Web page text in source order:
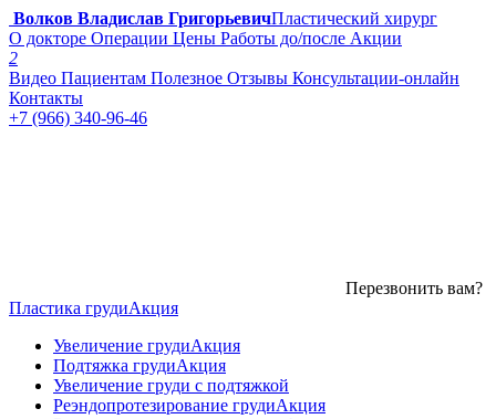
Волков Владислав ГригорьевичПластический хирург
О докторе Операции Цены Работы до/после Акции
2
Видео Пациентам Полезное Отзывы Консультации-онлайн
Контакты
+7 (966) 340-96-46
Перезвонить вам?
Пластика грудиАкция
Увеличение грудиАкция
Подтяжка грудиАкция
Увеличение груди с подтяжкой
Реэндопротезирование грудиАкция